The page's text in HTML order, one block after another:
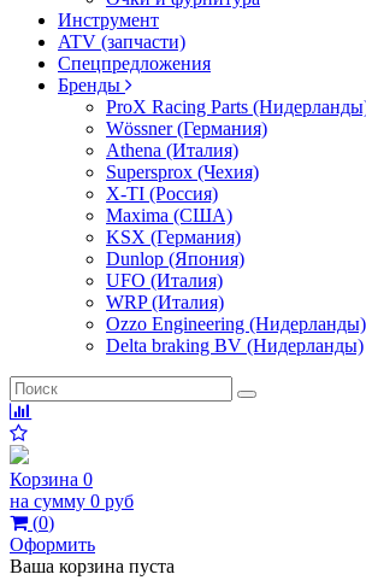
Инструмент
ATV (запчасти)
Спецпредложения
Бренды
ProX Racing Parts
Wössner (Германия)
Athena (Италия)
Supersprox (Чехия)
X-TI (Россия)
Maxima (США)
KSX (Германия)
Dunlop (Япония)
UFO (Италия)
WRP (Италия)
Ozzo Engineering (Нидерланды)
Delta braking BV (Нидерланды)
Корзина 0
на сумму 0 руб
(0)
Оформить
Ваша корзина пуста